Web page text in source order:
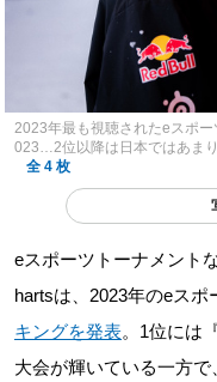
2023年最も視聴されたeスポ
023…2位以降は日本ではあま
全 4 枚
eスポーツトーナメント
hartsは、2023年のeスポ
キングを発表。1位には
大会が輝いている一方